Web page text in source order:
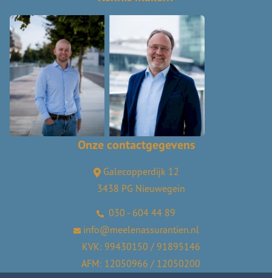
Onze contactgegevens
Galecopperdijk 12
3438 PG Nieuwegein
030 - 604 44 89
info@meelenassurantien.nl
KVK: 99430150 / 91895146
AFM: 12050966 / 12050200